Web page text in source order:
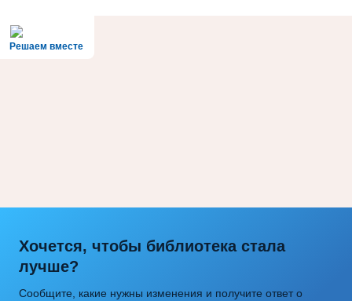
Решаем вместе
Хочется, чтобы библиотека стала
лучше?
Сообщите, какие нужны изменения и получите ответ о